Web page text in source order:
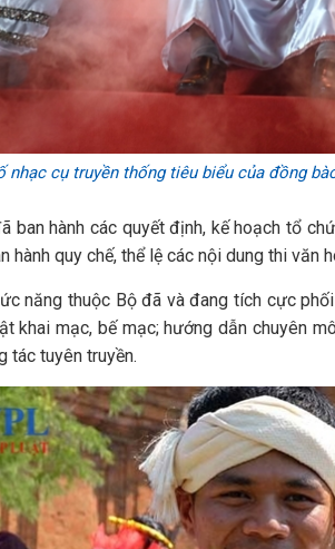
nhạc cụ truyền thống tiêu biểu của đồng
ban hành các quyết định, kế hoạch tổ
hành quy chế, thể lệ các nội dung thi văn
năng thuộc Bộ đã và đang tích cực
khai mạc, bế mạc; hướng dẫn chuyên
tác tuyên truyền.